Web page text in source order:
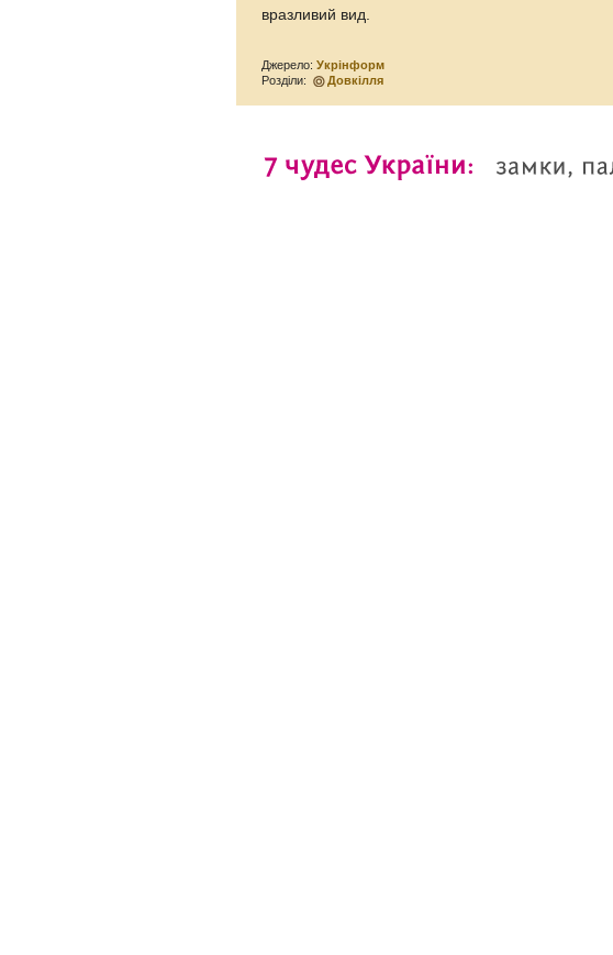
вразливий вид.
Джерело:Укрінформ
Розділи:
Довкілля